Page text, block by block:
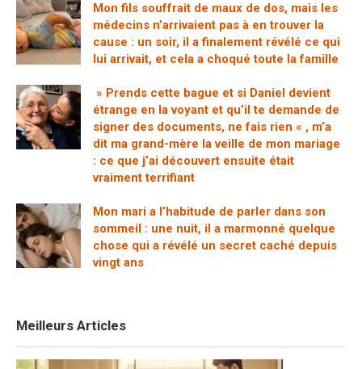
Mon fils souffrait de maux de dos, mais les
médecins n’arrivaient pas à en trouver la
cause : un soir, il a finalement révélé ce qui
lui arrivait, et cela a choqué toute la famille
» Prends cette bague et si Daniel devient
étrange en la voyant et qu’il te demande de
signer des documents, ne fais rien « , m’a
dit ma grand-mère la veille de mon mariage
: ce que j’ai découvert ensuite était
vraiment terrifiant
Mon mari a l’habitude de parler dans son
sommeil : une nuit, il a marmonné quelque
chose qui a révélé un secret caché depuis
vingt ans
Meilleurs Articles